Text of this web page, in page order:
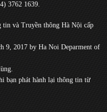
3762 1639.
và Truyền thông Hà Nội cấp
9, 2017 by Ha Noi Deparment of
phát hành lại thông tin từ